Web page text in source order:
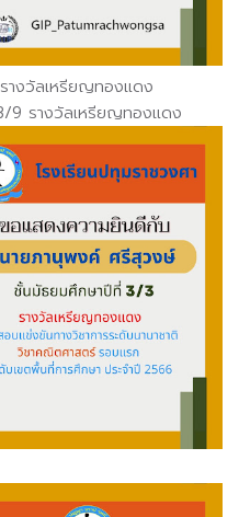
างวัลเหรียญทองแดง
9 รางวัลเหรียญทองแดง